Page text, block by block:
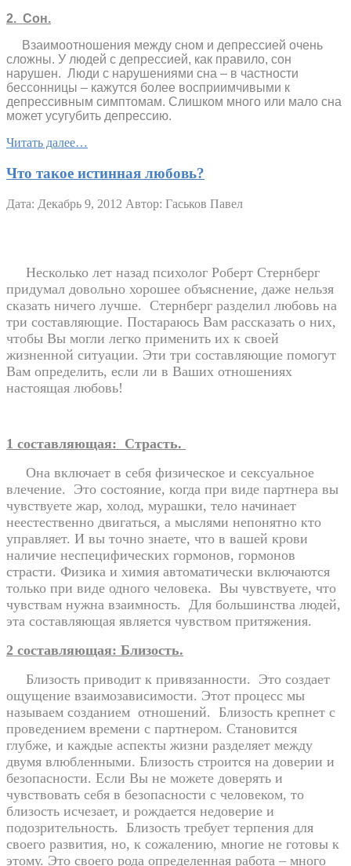
2. Сон.
Взаимоотношения между сном и депрессией очень
сложны. У людей с депрессией, как правило, сон
нарушен. Люди с нарушениями сна – в частности
бессонницы – кажутся более восприимчивыми к
депрессивным симптомам. Слишком много или мало сна
может усугубить депрессию.
Читать далее…
Что такое истинная любовь?
Дата: Декабрь 9, 2012 Автор: Гаськов Павел
Несколько лет назад психолог Роберт Стернберг
придумал довольно хорошее объяснение, даже нельзя
сказать ничего лучше. Стернберг разделил любовь на
три составляющие. Постараюсь Вам рассказать о них,
чтобы Вы могли легко применить их к своей
жизненной ситуации. Эти три составляющие помогут
Вам определить, если ли в Ваших отношениях
настоящая любовь!
1 составляющая: Страсть.
Она включает в себя физическое и сексуальное
влечение.
Это состояние, когда при виде партнера вы
чувствуете жар, холод, мурашки, тело начинает
неестественно двигаться, а мыслями непонятно кто
управляет. И вы точно знаете, что в вашей крови
наличие неспецифических гормонов, гормонов
страсти. Физика и химия автоматически включаются
только при виде одного человека. Вы чувствуете, что
чувствам нужна взаимность.
Для большинства людей,
эта составляющая является чувством притяжения.
2 составляющая: Близость.
Близость приводит к привязанности.
Это создает
ощущение взаимозависимости. Этот процесс мы
называем созданием отношений.
Близость крепнет с
проведением времени с партнером. Становится
глубже, и каждые аспекты жизни разделяет между
двумя влюбленными. Близость строится на доверии и
безопасности. Если Вы не можете доверять и
чувствовать себя в безопасности с человеком, то
близость исчезает, и рождается недоверие и
подозрительность.
Близость требует терпения для
своего развития, но, к сожалению, многие не готовы к
этому. Это своего рода определенная работа – много